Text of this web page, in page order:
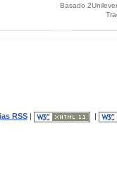
Basado
RSS|